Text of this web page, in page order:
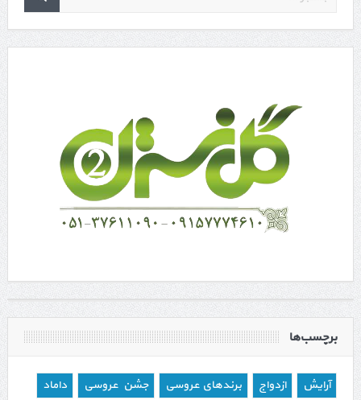
برچسب‌ها
آرایش ازدواج برندهای عروسی جشن عروسی
داماد